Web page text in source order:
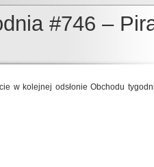
#746 –
w kolejnej odsłonie Obchodu